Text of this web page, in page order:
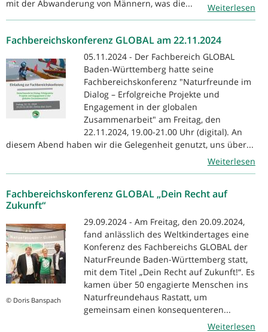
mit der Abwanderung von Männern, was die...
Weiterlesen
Fachbereichskonferenz GLOBAL am 22.11.2024
05.11.2024 - Der Fachbereich GLOBAL
Baden-Württemberg hatte seine
Fachbereichskonferenz "Naturfreunde im
Dialog – Erfolgreiche Projekte und
Engagement in der globalen
Zusammenarbeit" am Freitag, den
22.11.2024, 19.00-21.00 Uhr (digital). An
diesem Abend haben wir die Gelegenheit genutzt, uns über...
Weiterlesen
Fachbereichskonferenz GLOBAL „Dein Recht auf
Zukunft“
© Doris Banspach
29.09.2024 - Am Freitag, den 20.09.2024,
fand anlässlich des Weltkindertages eine
Konferenz des Fachbereichs GLOBAL der
NaturFreunde Baden-Württemberg statt,
mit dem Titel „Dein Recht auf Zukunft!“. Es
kamen über 50 engagierte Menschen ins
Naturfreundehaus Rastatt, um
gemeinsam einen konsequenteren...
Weiterlesen